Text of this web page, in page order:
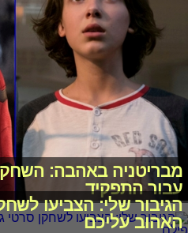
מבריטניה באהבה:
עבור התפקיד
הגיבור שלי: הצביעו
האהוב עליכם